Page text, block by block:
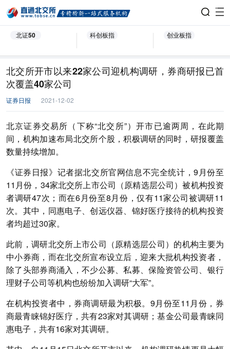
北证50 科创板指 创业板指
北交所开市以来22家公司迎机构调研，券商研报已首
次覆盖40家公司
证券日报 2021-12-02
北京证券交易所（下称“北交所”）开市已逾两周，在此期
间，机构加速布局北交所个股，积极调研的同时，研报覆盖
数量持续增加。
《证券日报》记者据北交所官网信息不完全统计，9月份至
11月份，34家北交所上市公司（原精选层公司）被机构投资
者调研47次；而在6月份至8月份，仅有11家公司被调研11
次。其中，同惠电子、创远仪器、锦好医疗接待的机构投资
者均超过30家。
此前，调研北交所上市公司（原精选层公司）的机构主要为
中小券商，而在北交所宣布设立后，迎来大批机构投资者，
除了头部券商涌入，不少公募、私募、保险资管公司、银行
理财子公司等机构也纷纷加入调研“大军”。
在机构投资者中，券商调研最为积极。9月份至11月份，券
商最青睐锦好医疗，共有23家对其调研；基金公司最青睐同
惠电子，共有16家对其调研。